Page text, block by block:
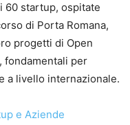
60 startup, ospitate
di Porta Romana,
progetti di Open
fondamentali per
a livello internazionale.
e Aziende